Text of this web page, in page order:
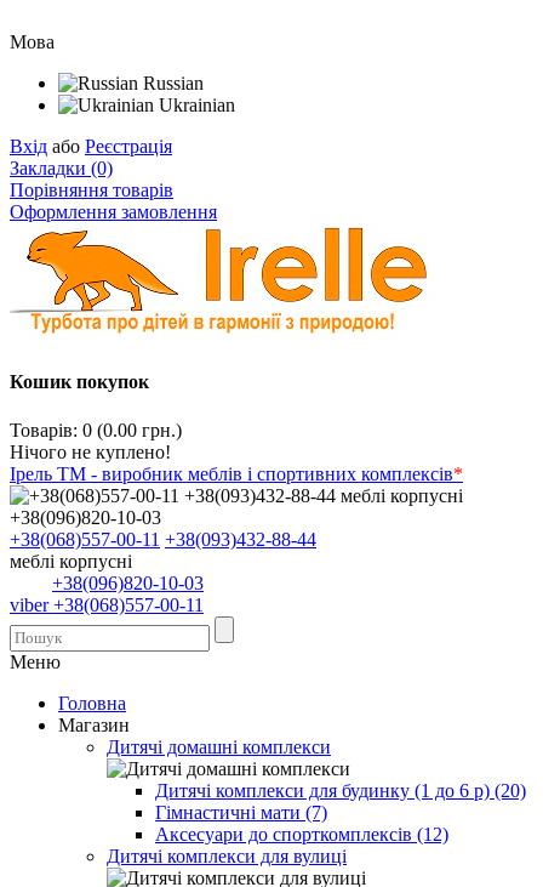
Мова
Russian
Ukrainian
Вхід або Реєстрація
Закладки (0)
Порівняння товарів
Оформлення замовлення
Кошик покупок
Товарів: 0 (0.00 грн.)
Нічого не куплено!
Ірель ТМ - виробник меблів і спортивних комплексів*
+38(068)557-00-11 +38(093)432-88-44
меблі корпусні
+38(096)820-10-03
viber +38(068)557-00-11
Меню
Головна
Магазин
Дитячі домашні комплекси
Дитячі комплекси для будинку (1 до 6 р) (20)
Гімнастичні мати (7)
Аксесуари до спорткомплексів (12)
Дитячі комплекси для вулиці